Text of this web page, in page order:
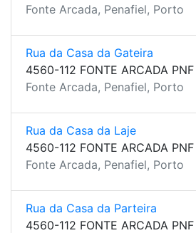
Fonte Arcada, Penafiel, Porto
Rua da Casa da Gateira
4560-112 FONTE ARCADA PNF
Fonte Arcada, Penafiel, Porto
Rua da Casa da Laje
4560-112 FONTE ARCADA PNF
Fonte Arcada, Penafiel, Porto
Rua da Casa da Parteira
4560-112 FONTE ARCADA PNF